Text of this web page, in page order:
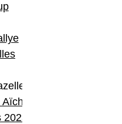
des